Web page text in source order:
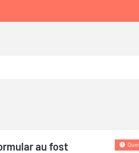
au fost